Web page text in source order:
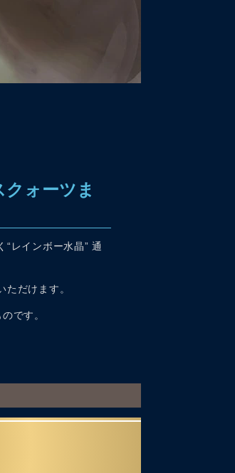
ォーツま
レインボー水晶” 通
だけます。
です。